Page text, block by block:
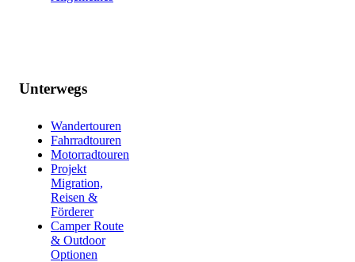
Unterwegs
Wandertouren
Fahrradtouren
Motorradtouren
Projekt
Migration,
Reisen &
Förderer
Camper Route
& Outdoor
Optionen